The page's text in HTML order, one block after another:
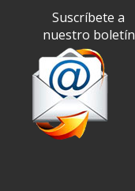
Suscríbete a
nuestro boletín